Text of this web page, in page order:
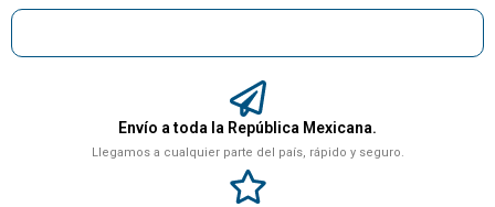
Envío a toda la República Mexicana.
Llegamos a cualquier parte del país, rápido y seguro.